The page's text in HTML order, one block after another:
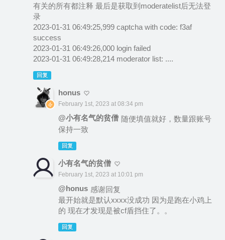
有关的所有都注释 最后是获取到moderatelist后无法登
录
2023-01-31 06:49:25,999 captcha with code: f3af
success
2023-01-31 06:49:26,000 login failed
2023-01-31 06:49:28,214 moderator list: ....
回复
honus
February 1st, 2023 at 08:34 pm
@小有名气的贫僧 随便填值就好，数量跟账号
保持一致
回复
小有名气的贫僧
February 1st, 2023 at 10:01 pm
@honus 感谢回复
最开始就是默认xxxx没成功 因为是跑在小鸡上
的 现在才发现是被cf盾挡住了。。
回复